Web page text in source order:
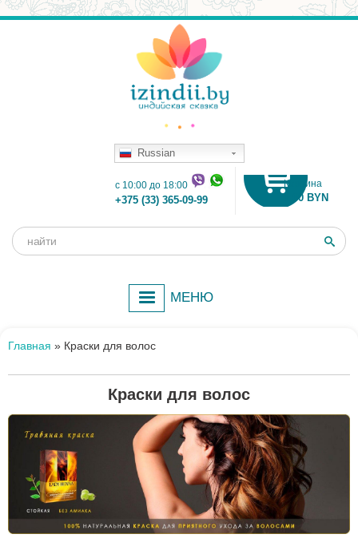
Russian
Корзина
0.00 BYN
c 10:00 до 18:00
+375 (33) 365-09-99
Форма
Поиск
МЕНЮ
Главная » Краски для волос
Краски для волос